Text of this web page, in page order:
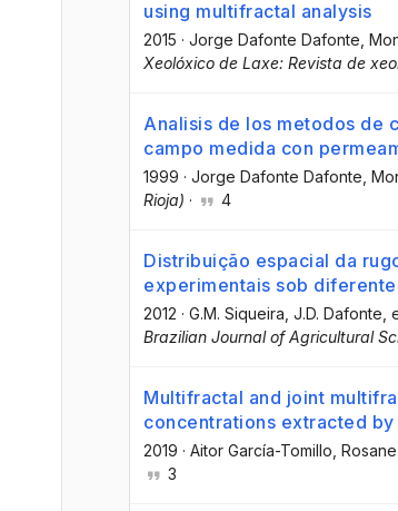
using multifractal analysis
2015 · Jorge Dafonte Dafonte ,
Xeolóxico de Laxe: Revista de
Analisis de los metodos de
campo medida con
1999 · Jorge Dafonte Dafonte ,
Rioja) · 4
Distribuição espacial da
experimentais sob
2012 · G.M. Siqueira , J.D. Dafonte ,
Brazilian Journal of Agricultural
Multifractal and joint
concentrations extracted
2019 · Aitor García-Tomillo ,
3